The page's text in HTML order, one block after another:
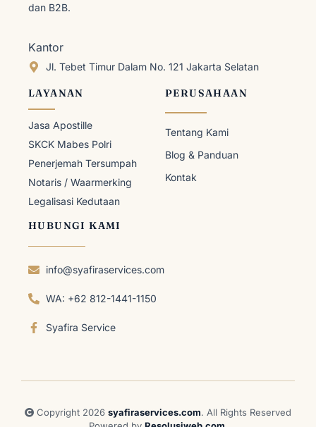
dan B2B.
Kantor
Jl. Tebet Timur Dalam No. 121 Jakarta Selatan
LAYANAN
Jasa Apostille
SKCK Mabes Polri
Penerjemah Tersumpah
Notaris / Waarmerking
Legalisasi Kedutaan
PERUSAHAAN
Tentang Kami
Blog & Panduan
Kontak
HUBUNGI KAMI
info@syafiraservices.com
WA: +62 812-1441-1150
Syafira Service
Copyright 2026 syafiraservices.com. All Rights Reserved